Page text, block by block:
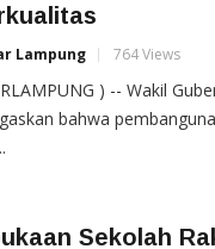
Lampung 764 Views
) -- Wakil
bahwa
Sekolah